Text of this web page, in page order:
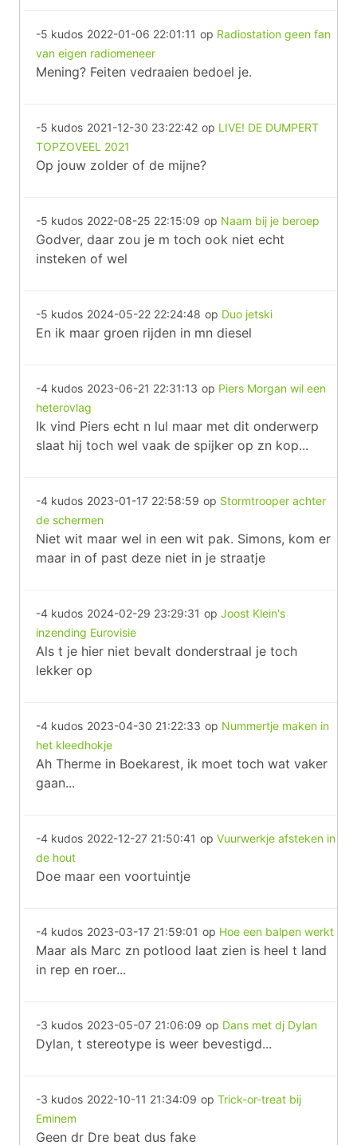
-5 kudos 2022-01-06 22:01:11 op Radiostation geen fan
van eigen radiomeneer
Mening? Feiten vedraaien bedoel je.
-5 kudos 2021-12-30 23:22:42 op LIVE! DE DUMPERT
TOPZOVEEL 2021
Op jouw zolder of de mijne?
-5 kudos 2022-08-25 22:15:09 op Naam bij je beroep
Godver, daar zou je m toch ook niet echt
insteken of wel
-5 kudos 2024-05-22 22:24:48 op Duo jetski
En ik maar groen rijden in mn diesel
-4 kudos 2023-06-21 22:31:13 op Piers Morgan wil een
heterovlag
Ik vind Piers echt n lul maar met dit onderwerp
slaat hij toch wel vaak de spijker op zn kop...
-4 kudos 2023-01-17 22:58:59 op Stormtrooper achter
de schermen
Niet wit maar wel in een wit pak. Simons, kom er
maar in of past deze niet in je straatje
-4 kudos 2024-02-29 23:29:31 op Joost Klein's
inzending Eurovisie
Als t je hier niet bevalt donderstraal je toch
lekker op
-4 kudos 2023-04-30 21:22:33 op Nummertje maken in
het kleedhokje
Ah Therme in Boekarest, ik moet toch wat vaker
gaan...
-4 kudos 2022-12-27 21:50:41 op Vuurwerkje afsteken in
de hout
Doe maar een voortuintje
-4 kudos 2023-03-17 21:59:01 op Hoe een balpen werkt
Maar als Marc zn potlood laat zien is heel t land
in rep en roer...
-3 kudos 2023-05-07 21:06:09 op Dans met dj Dylan
Dylan, t stereotype is weer bevestigd...
-3 kudos 2022-10-11 21:34:09 op Trick-or-treat bij
Eminem
Geen dr Dre beat dus fake